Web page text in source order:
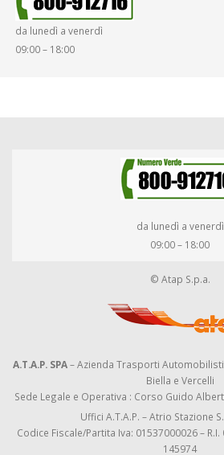
da lunedì a venerdì
09:00 – 18:00
da lunedì a venerdì
09:00 – 18:00
© Atap S.p.a.
A.T.A.P. SPA– Azienda Trasporti
Biella e Vercelli
Sede Legale e Operativa : Corso Guido
Uffici A.T.A.P. – Atrio Stazione
Codice Fiscale/Partita Iva: 01537000026 – R.I.
145974